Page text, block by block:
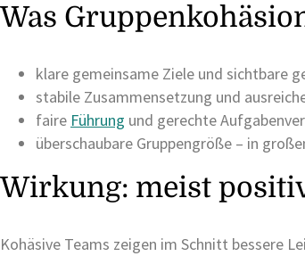
Was
klare gemeinsame Ziele und sichtbare
stabile Zusammensetzung und
faire Führung und gerechte
überschaubare Gruppengröße – in
Wirkung: meist
Kohäsive Teams zeigen im Schnitt bessere